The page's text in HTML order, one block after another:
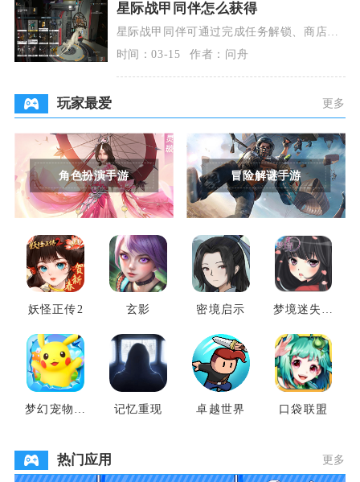
星际战甲同伴怎么获得
星际战甲同伴可通过完成任务解锁、商店购
买设计图制作、孵化培育以及击败特定BOSS
获取部件组
时间：03-15 作者：问舟
玩家最爱 更多
角色扮演手游 冒险解谜手游
妖怪正传2 玄影 密境启示
梦境迷失之
梦幻宠物联
记忆重现 卓越世界 口袋联盟
热门应用 更多